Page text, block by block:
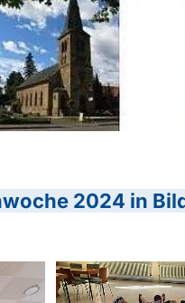
2024 in